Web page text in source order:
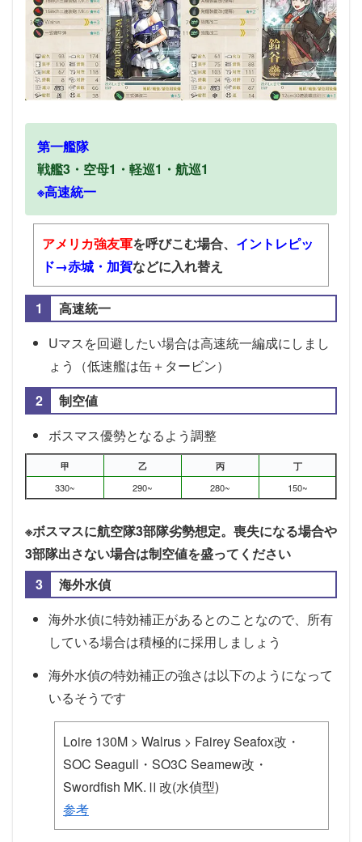
第一艦隊
戦艦3・空母1・軽巡1・航巡1
※高速統一
アメリカ強友軍を呼びこむ場合、 イントレピッ
ド→赤城・加賀などに入れ替え
高速統一
Uマスを回避したい場合は高速統一編成にしまし
ょう（低速艦は缶＋タービン）
制空値
ボスマス優勢となるよう調整
甲 乙 丙
丁
330~
290~ 280~ 150~
※ボスマスに航空隊3部隊劣勢想定。喪失になる場合や
3部隊出さない場合は制空値を盛ってください
海外水偵
海外水偵に特効補正があるとのことなので、所有
している場合は積極的に採用しましょう
海外水偵の特効補正の強さは以下のようになって
いるそうです
Loire 130M > Walrus > Fairey Seafox改・
SOC Seagull・SO3C Seamew改・
Swordfish MK.Ⅱ改(水偵型)
参考